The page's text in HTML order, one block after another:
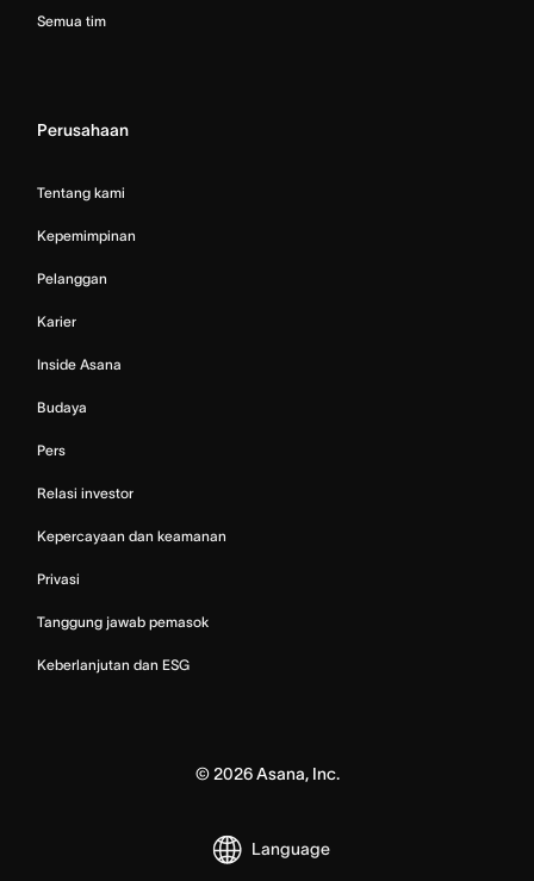
Semua tim
Perusahaan
Tentang kami
Kepemimpinan
Pelanggan
Karier
Inside Asana
Budaya
Pers
Relasi investor
Kepercayaan dan keamanan
Privasi
Tanggung jawab pemasok
Keberlanjutan dan ESG
© 2026Asana, Inc.
Language